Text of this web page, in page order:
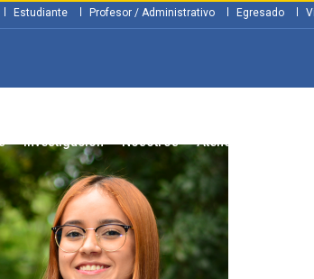
Investigación Nosotros Atención ciudadana
Estudiante Profesor / Administrativo Egresado